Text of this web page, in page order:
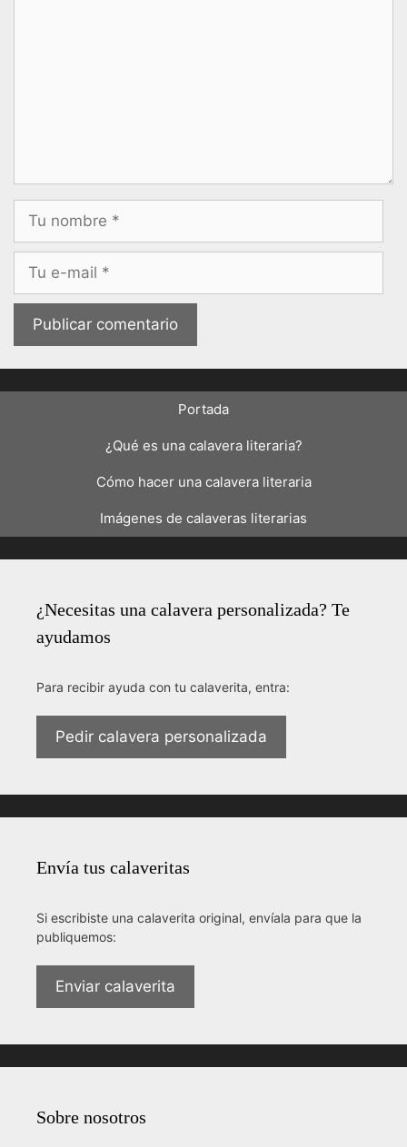
electrónico
Portada
¿Qué es una calavera literaria?
Cómo hacer una calavera literaria
Imágenes de calaveras literarias
¿Necesitas una calavera personalizada? Te
ayudamos
Para recibir ayuda con tu calaverita, entra:
Pedir calavera personalizada
Envía tus calaveritas
Si escribiste una calaverita original, envíala para que la
publiquemos:
Enviar calaverita
Sobre nosotros